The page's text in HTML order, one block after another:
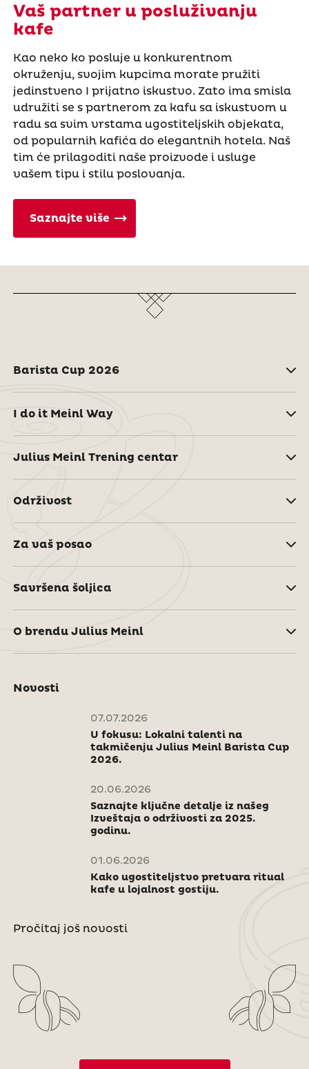
Vaš partner u posluživanju
kafe
Kao neko ko posluje u konkurentnom
okruženju, svojim kupcima morate pružiti
jedinstveno I prijatno iskustvo. Zato ima smisla
udružiti se s partnerom za kafu sa iskustvom u
radu sa svim vrstama ugostiteljskih objekata,
od popularnih kafića do elegantnih hotela. Naš
tim će prilagoditi naše proizvode i usluge
vašem tipu i stilu poslovanja.
Saznajte više
Barista Cup 2026
I do it Meinl Way
Julius Meinl Trening centar
Održivost
Za vaš posao
Savršena šoljica
O brendu Julius Meinl
Novosti
07.07.2026
U fokusu: Lokalni talenti na
takmičenju Julius Meinl Barista Cup
2026.
20.06.2026
Saznajte ključne detalje iz našeg
Izveštaja o održivosti za 2025.
godinu.
01.06.2026
Kako ugostiteljstvo pretvara ritual
kafe u lojalnost gostiju.
Pročitaj još novosti